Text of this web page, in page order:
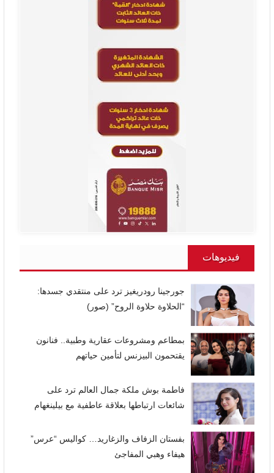
فيديوهات
جورجينا رودريغيز ترد على منتقدي جسدها:
“الحلاوة حلاوة الروح” (صور)
بمطاعم ومشروعات عقارية وطبية.. فنانون
يقتحمون البيزنس لتأمين حياتهم
فاطمة بوش ملكة جمال العالم ترد على
شائعات ارتباطها بعلاقة عاطفية مع بيلينغهام
بفستان الزفاف والزغاريد… كواليس “عرس”
هيفاء وهبي المفاجئ